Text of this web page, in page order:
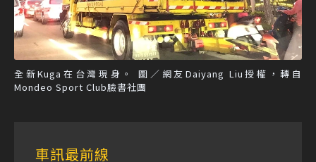
全新Kuga在台灣現身。 圖／網友Daiyang Liu授權，轉自
Mondeo Sport Club臉書社團
車訊最前線